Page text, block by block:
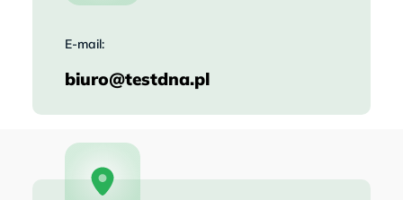
E-mail:
biuro@testdna.pl